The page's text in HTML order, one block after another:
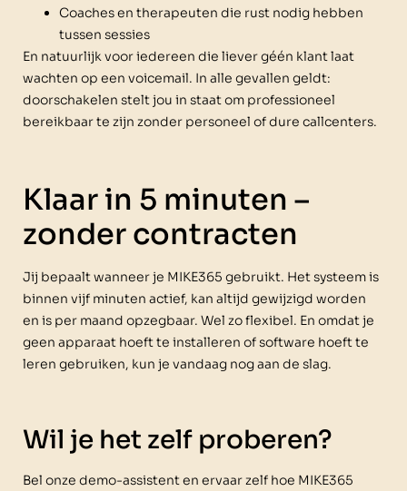
Coaches en therapeuten die rust nodig hebben
tussen sessies
En natuurlijk voor iedereen die liever géén klant laat
wachten op een voicemail. In alle gevallen geldt:
doorschakelen stelt jou in staat om professioneel
bereikbaar te zijn zonder personeel of dure callcenters.
Klaar in 5 minuten –
zonder contracten
Jij bepaalt wanneer je MIKE365 gebruikt. Het systeem is
binnen vijf minuten actief, kan altijd gewijzigd worden
en is per maand opzegbaar. Wel zo flexibel. En omdat je
geen apparaat hoeft te installeren of software hoeft te
leren gebruiken, kun je vandaag nog aan de slag.
Wil je het zelf proberen?
Bel onze demo-assistent en ervaar zelf hoe MIKE365